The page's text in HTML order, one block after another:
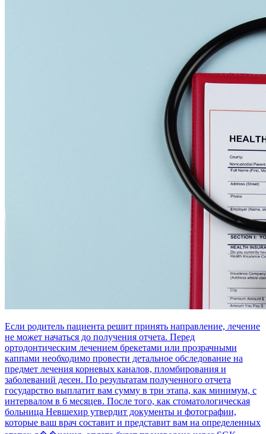
Если родитель пациента решит принять направление, лечение
не может начаться до получения отчета. Перед
ортодонтическим лечением брекетами или прозрачными
каппами необходимо провести детальное обследование на
предмет лечения корневых каналов, пломбирования и
заболеваний десен. По результатам полученного отчета
государство выплатит вам сумму в три этапа, как минимум, с
интервалом в 6 месяцев. После того, как стоматологическая
больница Невшехир утвердит документы и фотографии,
которые ваш врач составит и представит вам на определенных